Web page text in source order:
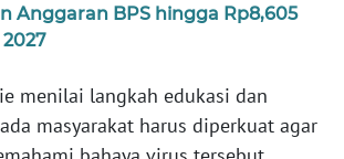
Anggaran BPS hingga Rp8,605
menilai langkah edukasi dan
masyarakat harus diperkuat agar